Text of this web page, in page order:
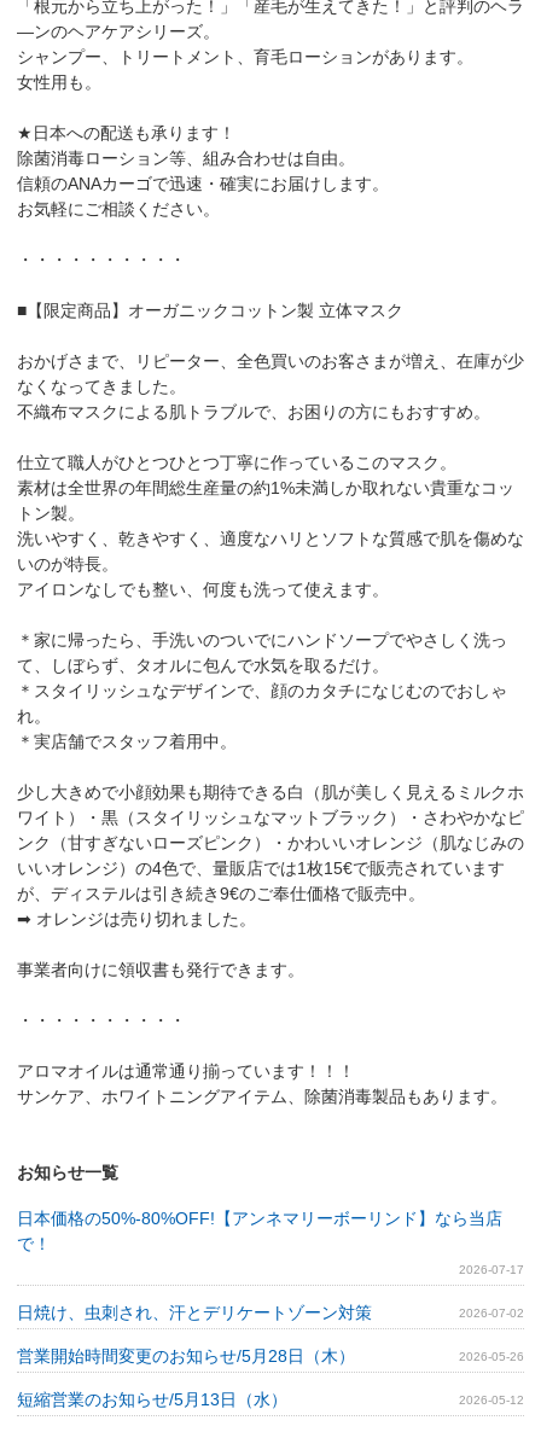
「根元から立ち上がった！」「産毛が生えてきた！」と評判のヘラ
―ンのヘアケアシリーズ。
シャンプー、トリートメント、育毛ローションがあります。
女性用も。
★日本への配送も承ります！
除菌消毒ローション等、組み合わせは自由。
信頼のANAカーゴで迅速・確実にお届けします。
お気軽にご相談ください。
・・・・・・・・・・
■【限定商品】オーガニックコットン製 立体マスク
おかげさまで、リピーター、全色買いのお客さまが増え、在庫が少
なくなってきました。
不織布マスクによる肌トラブルで、お困りの方にもおすすめ。
仕立て職人がひとつひとつ丁寧に作っているこのマスク。
素材は全世界の年間総生産量の約1%未満しか取れない貴重なコッ
トン製。
洗いやすく、乾きやすく、適度なハリとソフトな質感で肌を傷めな
いのが特長。
アイロンなしでも整い、何度も洗って使えます。
＊家に帰ったら、手洗いのついでにハンドソープでやさしく洗っ
て、しぼらず、タオルに包んで水気を取るだけ。
＊スタイリッシュなデザインで、顔のカタチになじむのでおしゃ
れ。
＊実店舗でスタッフ着用中。
少し大きめで小顔効果も期待できる白（肌が美しく見えるミルクホ
ワイト）・黒（スタイリッシュなマットブラック）・さわやかなピ
ンク（甘すぎないローズピンク）・かわいいオレンジ（肌なじみの
いいオレンジ）の4色で、量販店では1枚15€で販売されています
が、ディステルは引き続き9€のご奉仕価格で販売中。
➡ オレンジは売り切れました。
事業者向けに領収書も発行できます。
・・・・・・・・・・
アロマオイルは通常通り揃っています！！！
サンケア、ホワイトニングアイテム、除菌消毒製品もあります。
お知らせ一覧
日本価格の50%-80%OFF!【アンネマリーボーリンド】なら当店
で！
2026-07-17
日焼け、虫刺され、汗とデリケートゾーン対策 2026-07-02
営業開始時間変更のお知らせ/5月28日（木） 2026-05-26
短縮営業のお知らせ/5月13日（水） 2026-05-12